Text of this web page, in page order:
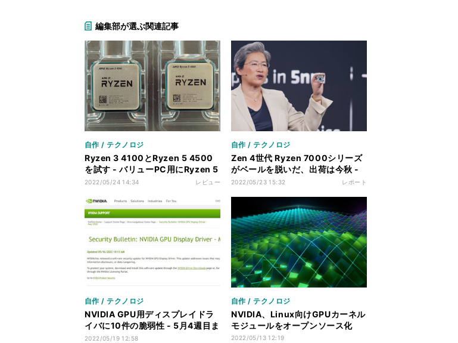
編集部が選ぶ関連記事
自作 / テクノロジ
Ryzen 3 4100とRyzen 5 4500
を試す - バリューPC用にRyzen 5
は優秀だが… 入手性は課題に？
2022/05/24 14:34 レビュー
自作 / テクノロジ
Zen 4世代 Ryzen 7000シリーズ
がベールを脱いだ、出荷は今秋 -
AMD COMPUTEX 2022基調講演
2022/05/23 15:32 レポート
自作 / テクノロジ
NVIDIA GPU用ディスプレイドラ
イバに10件の脆弱性 - 5月4週目ま
でに対応予定
2022/05/19 12:58
自作 / テクノロジ
NVIDIA、Linux向けGPUカーネル
モジュールをオープンソース化
2022/05/13 12:19